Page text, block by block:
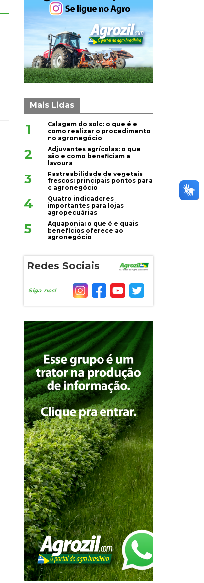
Mais Lidas
1
Calagem do solo: o que é e
como realizar o procedimento
no agronegócio
2
Adjuvantes agrícolas: o que
são e como beneficiam a
lavoura
3
Rastreabilidade de vegetais
frescos: principais pontos para
o agronegócio
4
Quatro indicadores
importantes para lojas
agropecuárias
5
Aquaponia: o que é e quais
benefícios oferece ao
agronegócio
Redes Sociais
Siga-nos!